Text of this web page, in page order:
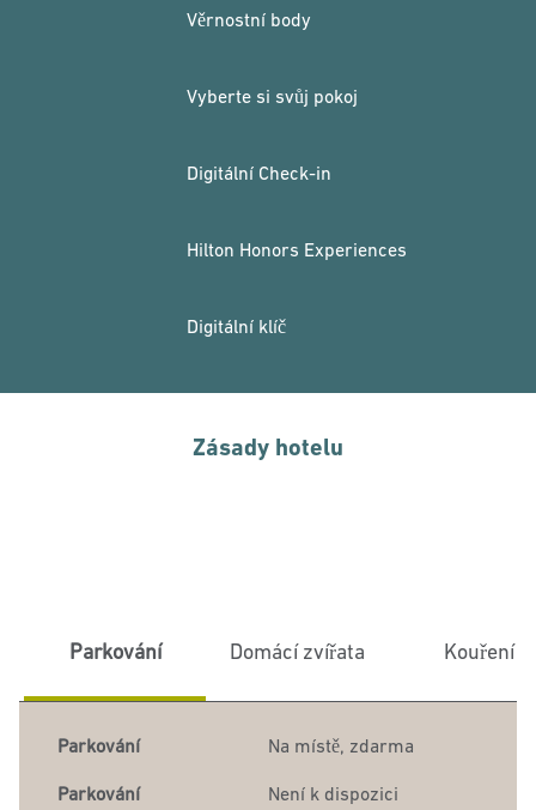
Věrnostní body
Vyberte si svůj pokoj
Digitální Check-in
Hilton Honors Experiences
Digitální klíč
Zásady hotelu
Parkování Domácí zvířata Kouření
Parkování Na místě, zdarma
Parkování
Není k dispozici